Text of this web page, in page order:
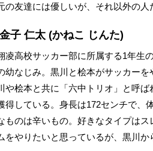
の友達には優しいが、それ以外の人
金子 仁太 (かねこ じんた)
凌高校サッカー部に所属する1年生
幼なじみ。黒川と桧本がサッカー
や桧本と共に「六中トリオ」と呼
得している。身長は172センチで、
ものは辛いもの。好きなタイプは
をやりたいと思っているが、黒川か